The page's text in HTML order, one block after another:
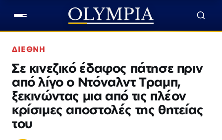
ΔΙΕΘΝΗ
Σε κινεζικό έδαφος πάτησε πριν
από λίγο ο Ντόναλντ Τραμπ,
ξεκινώντας μια από τις πλέον
κρίσιμες αποστολές της θητείας
του